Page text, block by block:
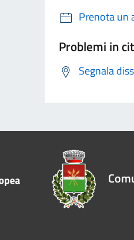
Prenota un
Problemi in
Segnala